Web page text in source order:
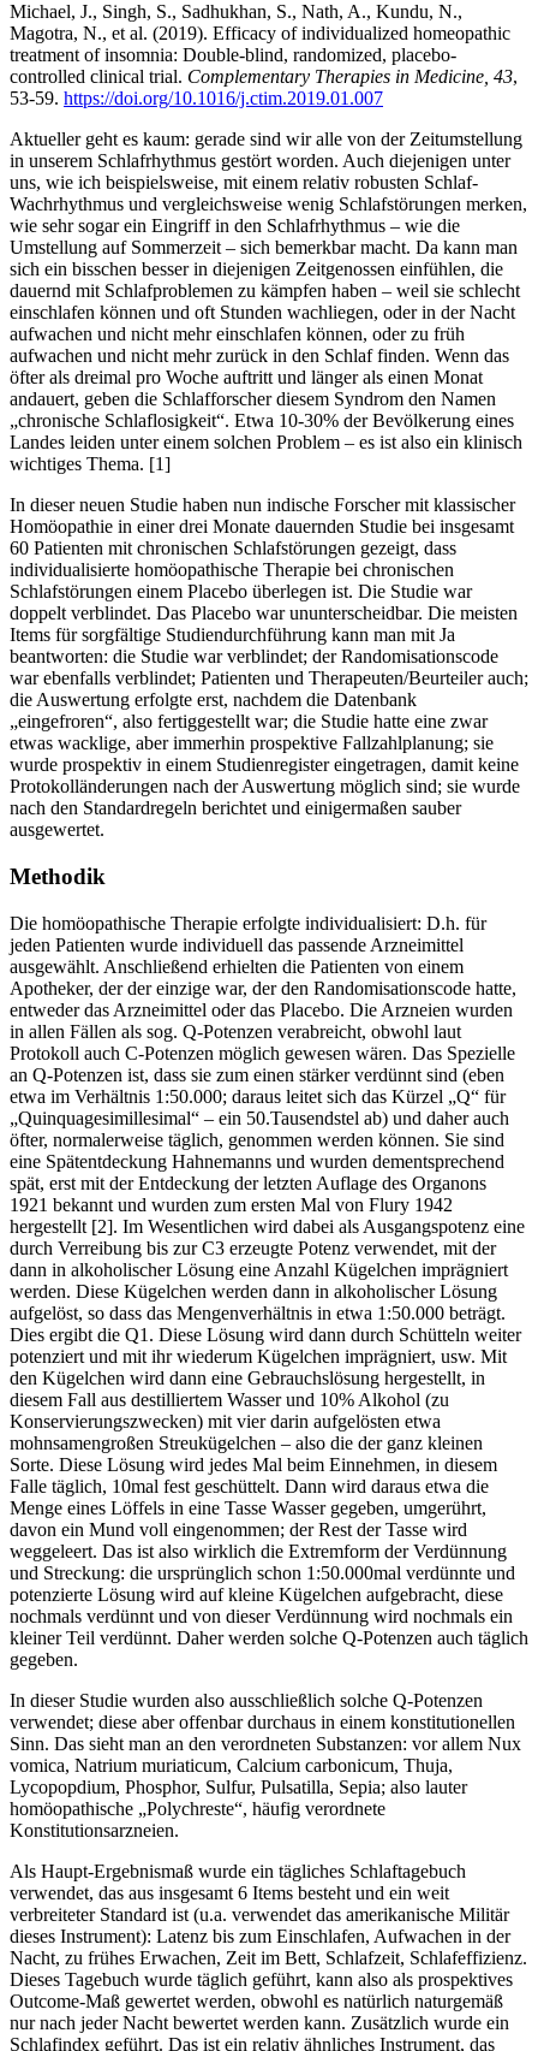
Michael, J., Singh, S., Sadhukhan, S., Nath, A., Kundu, N.,
Magotra, N., et al. (2019). Efficacy of individualized homeopathic
treatment of insomnia: Double-blind, randomized, placebo-
controlled clinical trial. Complementary Therapies in Medicine, 43,
53-59. https://doi.org/10.1016/j.ctim.2019.01.007
Aktueller geht es kaum: gerade sind wir alle von der Zeitumstellung
in unserem Schlafrhythmus gestört worden. Auch diejenigen unter
uns, wie ich beispielsweise, mit einem relativ robusten Schlaf-
Wachrhythmus und vergleichsweise wenig Schlafstörungen merken,
wie sehr sogar ein Eingriff in den Schlafrhythmus – wie die
Umstellung auf Sommerzeit – sich bemerkbar macht. Da kann man
sich ein bisschen besser in diejenigen Zeitgenossen einfühlen, die
dauernd mit Schlafproblemen zu kämpfen haben – weil sie schlecht
einschlafen können und oft Stunden wachliegen, oder in der Nacht
aufwachen und nicht mehr einschlafen können, oder zu früh
aufwachen und nicht mehr zurück in den Schlaf finden. Wenn das
öfter als dreimal pro Woche auftritt und länger als einen Monat
andauert, geben die Schlafforscher diesem Syndrom den Namen
„chronische Schlaflosigkeit“. Etwa 10-30% der Bevölkerung eines
Landes leiden unter einem solchen Problem – es ist also ein klinisch
wichtiges Thema. [1]
In dieser neuen Studie haben nun indische Forscher mit klassischer
Homöopathie in einer drei Monate dauernden Studie bei insgesamt
60 Patienten mit chronischen Schlafstörungen gezeigt, dass
individualisierte homöopathische Therapie bei chronischen
Schlafstörungen einem Placebo überlegen ist. Die Studie war
doppelt verblindet. Das Placebo war ununterscheidbar. Die meisten
Items für sorgfältige Studiendurchführung kann man mit Ja
beantworten: die Studie war verblindet; der Randomisationscode
war ebenfalls verblindet; Patienten und Therapeuten/Beurteiler auch;
die Auswertung erfolgte erst, nachdem die Datenbank
„eingefroren“, also fertiggestellt war; die Studie hatte eine zwar
etwas wacklige, aber immerhin prospektive Fallzahlplanung; sie
wurde prospektiv in einem Studienregister eingetragen, damit keine
Protokolländerungen nach der Auswertung möglich sind; sie wurde
nach den Standardregeln berichtet und einigermaßen sauber
ausgewertet.
Methodik
Die homöopathische Therapie erfolgte individualisiert: D.h. für
jeden Patienten wurde individuell das passende Arzneimittel
ausgewählt. Anschließend erhielten die Patienten von einem
Apotheker, der der einzige war, der den Randomisationscode hatte,
entweder das Arzneimittel oder das Placebo. Die Arzneien wurden
in allen Fällen als sog. Q-Potenzen verabreicht, obwohl laut
Protokoll auch C-Potenzen möglich gewesen wären. Das Spezielle
an Q-Potenzen ist, dass sie zum einen stärker verdünnt sind (eben
etwa im Verhältnis 1:50.000; daraus leitet sich das Kürzel „Q“ für
„Quinquagesimillesimal“ – ein 50.Tausendstel ab) und daher auch
öfter, normalerweise täglich, genommen werden können. Sie sind
eine Spätentdeckung Hahnemanns und wurden dementsprechend
spät, erst mit der Entdeckung der letzten Auflage des Organons
1921 bekannt und wurden zum ersten Mal von Flury 1942
hergestellt [2]. Im Wesentlichen wird dabei als Ausgangspotenz eine
durch Verreibung bis zur C3 erzeugte Potenz verwendet, mit der
dann in alkoholischer Lösung eine Anzahl Kügelchen imprägniert
werden. Diese Kügelchen werden dann in alkoholischer Lösung
aufgelöst, so dass das Mengenverhältnis in etwa 1:50.000 beträgt.
Dies ergibt die Q1. Diese Lösung wird dann durch Schütteln weiter
potenziert und mit ihr wiederum Kügelchen imprägniert, usw. Mit
den Kügelchen wird dann eine Gebrauchslösung hergestellt, in
diesem Fall aus destilliertem Wasser und 10% Alkohol (zu
Konservierungszwecken) mit vier darin aufgelösten etwa
mohnsamengroßen Streukügelchen – also die der ganz kleinen
Sorte. Diese Lösung wird jedes Mal beim Einnehmen, in diesem
Falle täglich, 10mal fest geschüttelt. Dann wird daraus etwa die
Menge eines Löffels in eine Tasse Wasser gegeben, umgerührt,
davon ein Mund voll eingenommen; der Rest der Tasse wird
weggeleert. Das ist also wirklich die Extremform der Verdünnung
und Streckung: die ursprünglich schon 1:50.000mal verdünnte und
potenzierte Lösung wird auf kleine Kügelchen aufgebracht, diese
nochmals verdünnt und von dieser Verdünnung wird nochmals ein
kleiner Teil verdünnt. Daher werden solche Q-Potenzen auch täglich
gegeben.
In dieser Studie wurden also ausschließlich solche Q-Potenzen
verwendet; diese aber offenbar durchaus in einem konstitutionellen
Sinn. Das sieht man an den verordneten Substanzen: vor allem Nux
vomica, Natrium muriaticum, Calcium carbonicum, Thuja,
Lycopopdium, Phosphor, Sulfur, Pulsatilla, Sepia; also lauter
homöopathische „Polychreste“, häufig verordnete
Konstitutionsarzneien.
Als Haupt-Ergebnismaß wurde ein tägliches Schlaftagebuch
verwendet, das aus insgesamt 6 Items besteht und ein weit
verbreiteter Standard ist (u.a. verwendet das amerikanische Militär
dieses Instrument): Latenz bis zum Einschlafen, Aufwachen in der
Nacht, zu frühes Erwachen, Zeit im Bett, Schlafzeit, Schlafeffizienz.
Dieses Tagebuch wurde täglich geführt, kann also als prospektives
Outcome-Maß gewertet werden, obwohl es natürlich naturgemäß
nur nach jeder Nacht bewertet werden kann. Zusätzlich wurde ein
Schlafindex geführt. Das ist ein relativ ähnliches Instrument, das